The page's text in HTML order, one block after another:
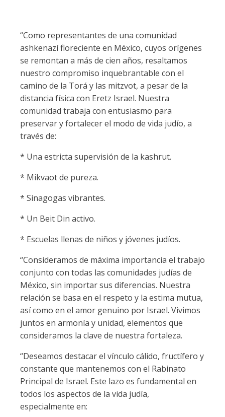
“Como representantes de una comunidad
ashkenazí floreciente en México, cuyos orígenes
se remontan a más de cien años, resaltamos
nuestro compromiso inquebrantable con el
camino de la Torá y las mitzvot, a pesar de la
distancia física con Eretz Israel. Nuestra
comunidad trabaja con entusiasmo para
preservar y fortalecer el modo de vida judío, a
través de:
* Una estricta supervisión de la kashrut.
* Mikvaot de pureza.
* Sinagogas vibrantes.
* Un Beit Din activo.
* Escuelas llenas de niños y jóvenes judíos.
“Consideramos de máxima importancia el trabajo
conjunto con todas las comunidades judías de
México, sin importar sus diferencias. Nuestra
relación se basa en el respeto y la estima mutua,
así como en el amor genuino por Israel. Vivimos
juntos en armonía y unidad, elementos que
consideramos la clave de nuestra fortaleza.
“Deseamos destacar el vínculo cálido, fructífero y
constante que mantenemos con el Rabinato
Principal de Israel. Este lazo es fundamental en
todos los aspectos de la vida judía,
especialmente en: